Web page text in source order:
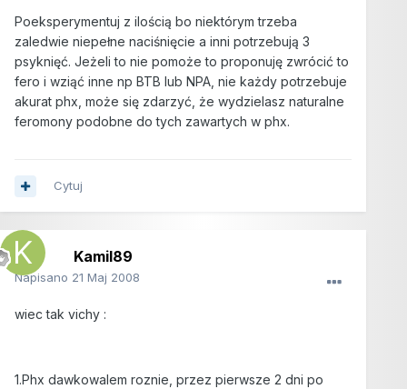
Poeksperymentuj z ilością bo niektórym trzeba
zaledwie niepełne naciśnięcie a inni potrzebują 3
psyknięć. Jeżeli to nie pomoże to proponuję zwrócić to
fero i wziąć inne np BTB lub NPA, nie każdy potrzebuje
akurat phx, może się zdarzyć, że wydzielasz naturalne
feromony podobne do tych zawartych w phx.
Cytuj
Kamil89
Napisano 21 Maj 2008
wiec tak vichy :
1.Phx dawkowalem roznie, przez pierwsze 2 dni po